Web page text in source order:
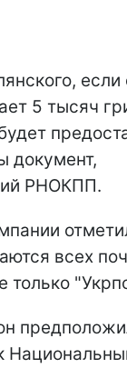
5 тысяч
документ,
РНОКПП.
всех
только